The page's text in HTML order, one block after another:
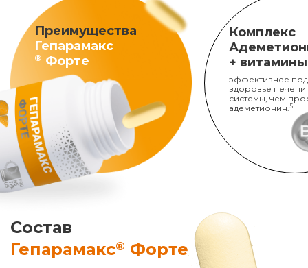
Преимущества
Гепарамакс
® Форте
Комплекс
+
эффективнее
здоровье печени
системы, чем
адеметионин. 5
Состав
Гепарамакс® Форте